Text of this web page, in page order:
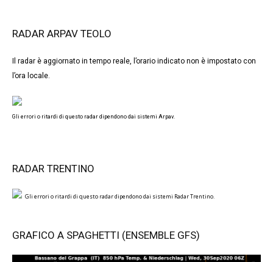
RADAR ARPAV TEOLO
Il radar è aggiornato in tempo reale, l’orario indicato non è impostato con
l’ora locale.
Gli errori o ritardi di questo radar dipendono dai sistemi Arpav.
RADAR TRENTINO
Gli errori o ritardi di questo radar dipendono dai sistemi Radar Trentino.
GRAFICO A SPAGHETTI (ENSEMBLE GFS)